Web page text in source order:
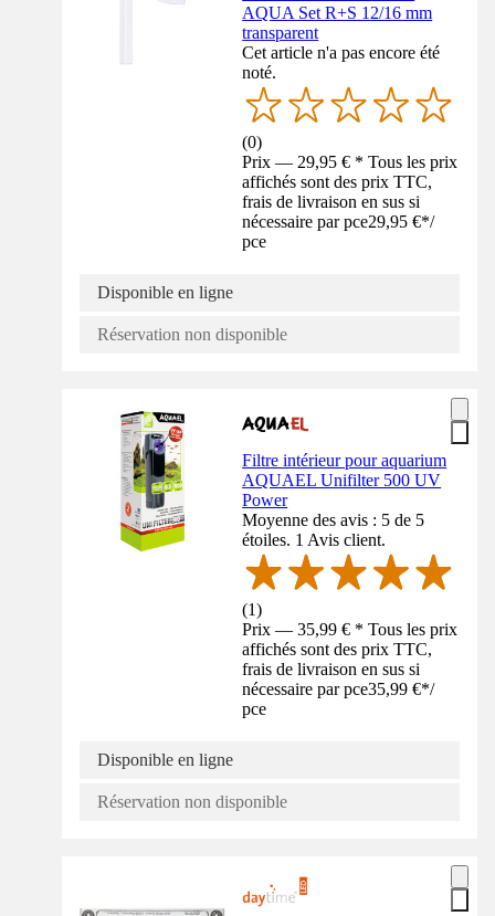
AQUA Set R+S 12/16 mm
transparent
Cet article n'a pas encore été
noté.
(0)
Prix — 29,95 € * Tous les prix
affichés sont des prix TTC,
frais de livraison en sus si
nécessaire par pce29,95 €*/
pce
Disponible en ligne
Réservation non disponible
Filtre intérieur pour aquarium
AQUAEL Unifilter 500 UV
Power
Moyenne des avis : 5 de 5
étoiles. 1 Avis client.
(1)
Prix — 35,99 € * Tous les prix
affichés sont des prix TTC,
frais de livraison en sus si
nécessaire par pce35,99 €*/
pce
Disponible en ligne
Réservation non disponible